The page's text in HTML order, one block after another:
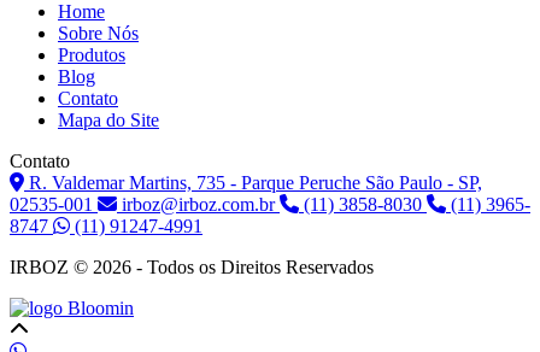
Home
Sobre Nós
Produtos
Blog
Contato
Mapa do Site
Contato
R. Valdemar Martins, 735 - Parque Peruche São Paulo - SP,
02535-001
irboz@irboz.com.br (11) 3858-8030
(11) 3965-
8747
(11) 91247-4991
IRBOZ © 2026 - Todos os Direitos Reservados